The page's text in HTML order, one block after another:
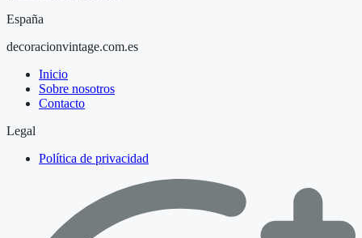
España
decoracionvintage.com.es
Inicio
Sobre nosotros
Contacto
Legal
Política de privacidad